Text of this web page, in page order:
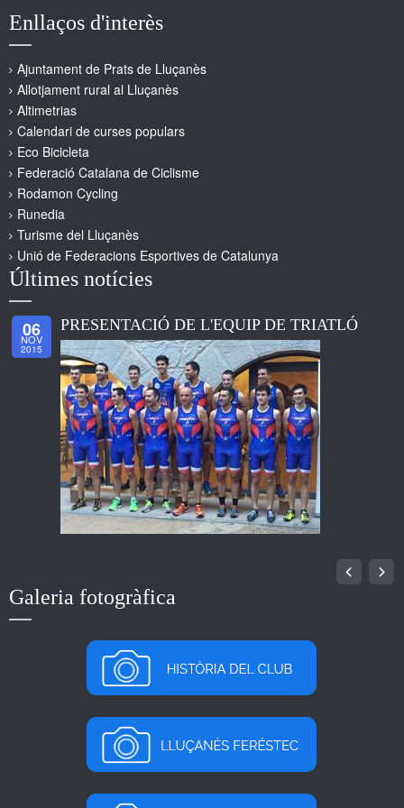
Enllaços d'interès
Ajuntament de Prats de Lluçanès
Allotjament rural al Lluçanès
Altimetrias
Calendari de curses populars
Eco Bicicleta
Federació Catalana de Ciclisme
Rodamon Cycling
Runedia
Turisme del Lluçanès
Unió de Federacions Esportives de Catalunya
Últimes notícies
06
NOV
2015
PRESENTACIÓ DE L'EQUIP DE TRIATLÓ
Galeria fotogràfica